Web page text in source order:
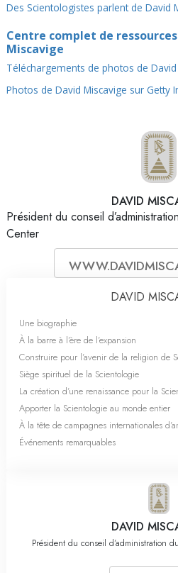
Des Scientologistes parlent de David
Centre complet de
Miscavige
Téléchargements de photos de David
Photos de David Miscavige sur Getty
DAVID
Président du conseil
Center
DAVID
Une biographie
À la barre à l’ère de l’expansion
Construire pour l’avenir de la religion de
Siège spirituel de la Scientologie
La création d’une renaissance pour la
Apporter la Scientologie au monde entier
À la tête de campagnes internationales
Événements remarquables
DAVID
Président du conseil d’administration